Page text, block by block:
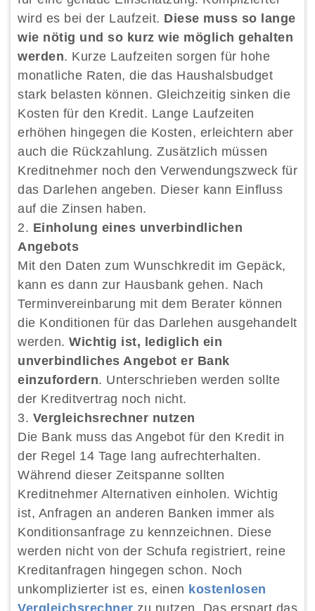
wird es bei der Laufzeit. Diese muss so lange
wie nötig und so kurz wie möglich gehalten
werden. Kurze Laufzeiten sorgen für hohe
monatliche Raten, die das Haushalsbudget
stark belasten können. Gleichzeitig sinken die
Kosten für den Kredit. Lange Laufzeiten
erhöhen hingegen die Kosten, erleichtern aber
auch die Rückzahlung. Zusätzlich müssen
Kreditnehmer noch den Verwendungszweck für
das Darlehen angeben. Dieser kann Einfluss
auf die Zinsen haben.
Einholung eines unverbindlichen
Angebots
Mit den Daten zum Wunschkredit im Gepäck,
kann es dann zur Hausbank gehen. Nach
Terminvereinbarung mit dem Berater können
die Konditionen für das Darlehen ausgehandelt
werden. Wichtig ist, lediglich ein
unverbindliches Angebot er Bank
einzufordern. Unterschrieben werden sollte
der Kreditvertrag noch nicht.
Vergleichsrechner nutzen
Die Bank muss das Angebot für den Kredit in
der Regel 14 Tage lang aufrechterhalten.
Während dieser Zeitspanne sollten
Kreditnehmer Alternativen einholen. Wichtig
ist, Anfragen an anderen Banken immer als
Konditionsanfrage zu kennzeichnen. Diese
werden nicht von der Schufa registriert, reine
Kreditanfragen hingegen schon. Noch
unkomplizierter ist es, einen kostenlosen
Vergleichsrechner zu nutzen. Das erspart das